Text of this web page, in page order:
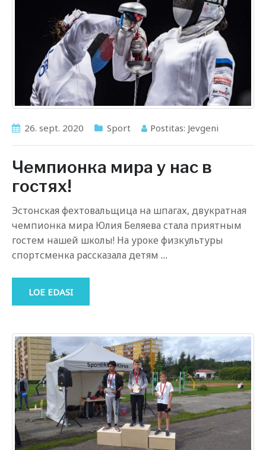
26. sept. 2020 Sport Postitas: Jevgeni
Чемпионка мира у нас в
гостях!
Эстонская фехтовальщица на шпагах, двукратная
чемпионка мира Юлия Беляева стала приятным
гостем нашей школы! На уроке физкультуры
спортсменка рассказала детям …
LOE EDASI